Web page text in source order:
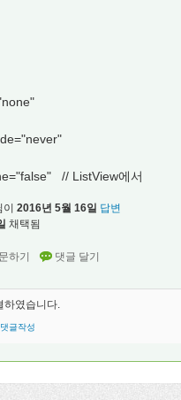
// ListView에서
이 2016년 5월 16일 답변
채택됨
하였습니다.
댓글작성